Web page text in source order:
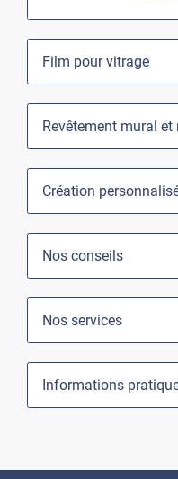
Film pour vitrage
Revêtement mural
Création
Nos conseils
Nos services
Informations